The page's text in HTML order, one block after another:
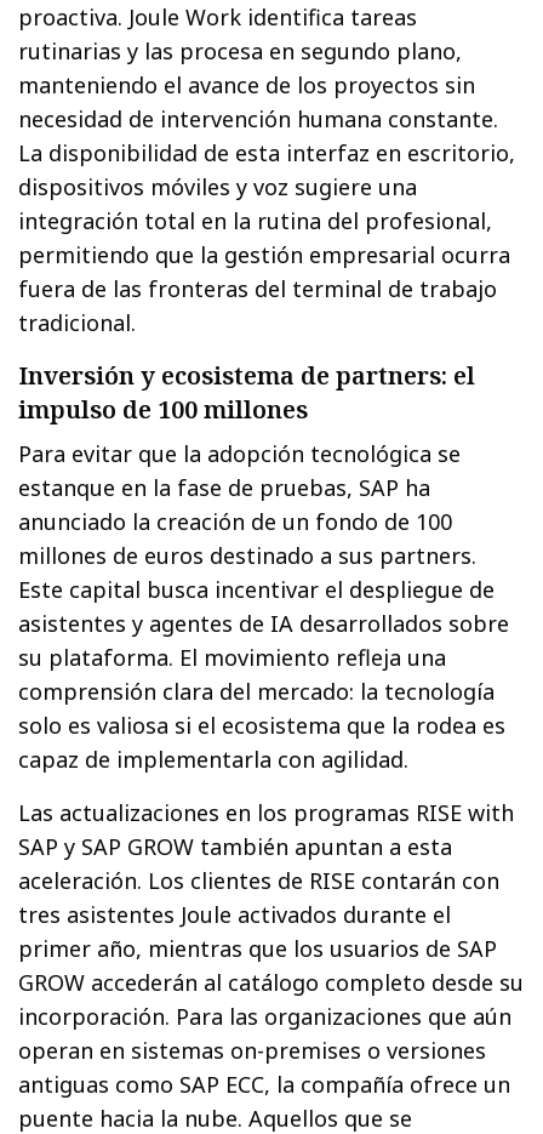
proactiva. Joule Work identifica tareas
rutinarias y las procesa en segundo plano,
manteniendo el avance de los proyectos sin
necesidad de intervención humana constante.
La disponibilidad de esta interfaz en escritorio,
dispositivos móviles y voz sugiere una
integración total en la rutina del profesional,
permitiendo que la gestión empresarial ocurra
fuera de las fronteras del terminal de trabajo
tradicional.
Inversión y ecosistema de partners: el
impulso de 100 millones
Para evitar que la adopción tecnológica se
estanque en la fase de pruebas, SAP ha
anunciado la creación de un fondo de 100
millones de euros destinado a sus partners.
Este capital busca incentivar el despliegue de
asistentes y agentes de IA desarrollados sobre
su plataforma. El movimiento refleja una
comprensión clara del mercado: la tecnología
solo es valiosa si el ecosistema que la rodea es
capaz de implementarla con agilidad.
Las actualizaciones en los programas RISE with
SAP y SAP GROW también apuntan a esta
aceleración. Los clientes de RISE contarán con
tres asistentes Joule activados durante el
primer año, mientras que los usuarios de SAP
GROW accederán al catálogo completo desde su
incorporación. Para las organizaciones que aún
operan en sistemas on-premises o versiones
antiguas como SAP ECC, la compañía ofrece un
puente hacia la nube. Aquellos que se